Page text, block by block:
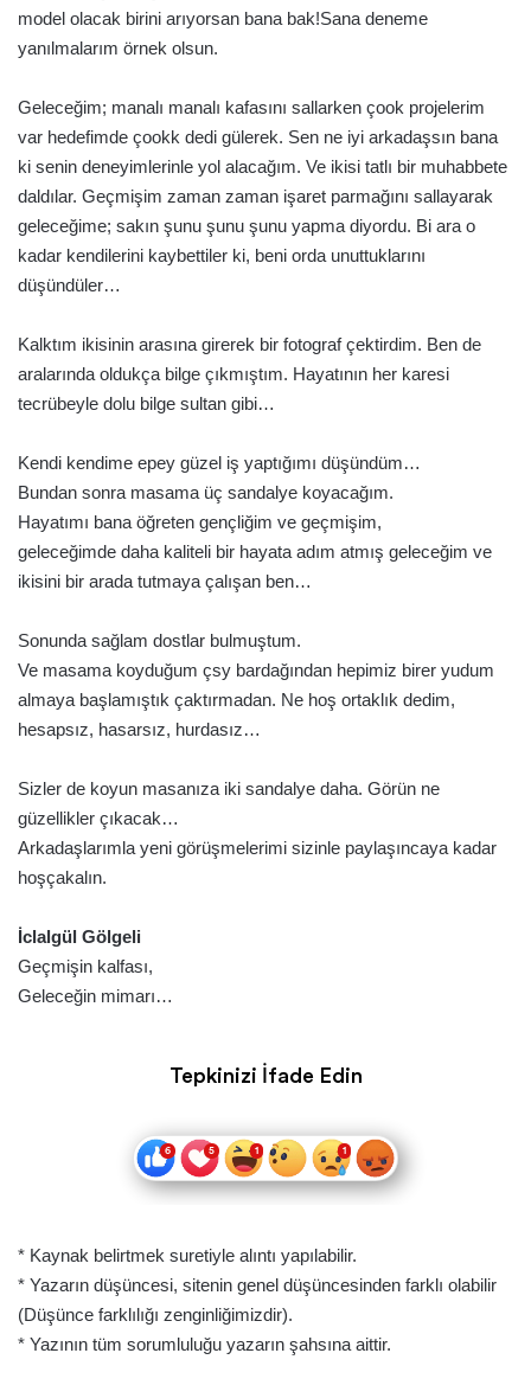
model olacak birini arıyorsan bana bak!Sana deneme
yanılmalarım örnek olsun.
Geleceğim; manalı manalı kafasını sallarken çook projelerim
var hedefimde çookk dedi gülerek. Sen ne iyi arkadaşsın bana
ki senin deneyimlerinle yol alacağım. Ve ikisi tatlı bir muhabbete
daldılar. Geçmişim zaman zaman işaret parmağını sallayarak
geleceğime; sakın şunu şunu şunu yapma diyordu. Bi ara o
kadar kendilerini kaybettiler ki, beni orda unuttuklarını
düşündüler…
Kalktım ikisinin arasına girerek bir fotograf çektirdim. Ben de
aralarında oldukça bilge çıkmıştım. Hayatının her karesi
tecrübeyle dolu bilge sultan gibi…
Kendi kendime epey güzel iş yaptığımı düşündüm…
Bundan sonra masama üç sandalye koyacağım.
Hayatımı bana öğreten gençliğim ve geçmişim,
geleceğimde daha kaliteli bir hayata adım atmış geleceğim ve
ikisini bir arada tutmaya çalışan ben…
Sonunda sağlam dostlar bulmuştum.
Ve masama koyduğum çsy bardağından hepimiz birer yudum
almaya başlamıştık çaktırmadan. Ne hoş ortaklık dedim,
hesapsız, hasarsız, hurdasız…
Sizler de koyun masanıza iki sandalye daha. Görün ne
güzellikler çıkacak…
Arkadaşlarımla yeni görüşmelerimi sizinle paylaşıncaya kadar
hoşçakalın.
İclalgül Gölgeli
Geçmişin kalfası,
Geleceğin mimarı…
Tepkinizi İfade Edin
* Kaynak belirtmek suretiyle alıntı yapılabilir.
* Yazarın düşüncesi, sitenin genel düşüncesinden farklı olabilir
(Düşünce farklılığı zenginliğimizdir).
* Yazının tüm sorumluluğu yazarın şahsına aittir.